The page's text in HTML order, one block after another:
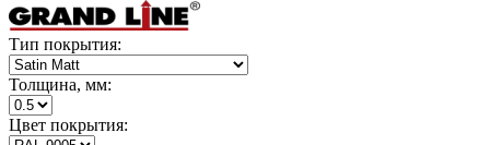
Тип покрытия:
Толщина, мм:
Цвет покрытия: